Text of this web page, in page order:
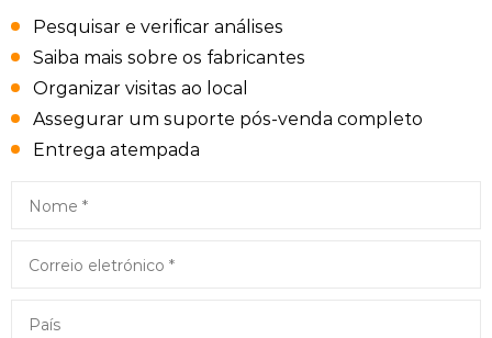
Pesquisar e verificar análises
Saiba mais sobre os fabricantes
Organizar visitas ao local
Assegurar um suporte pós-venda completo
Entrega atempada